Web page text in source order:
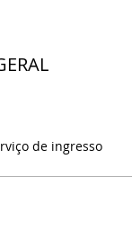
de ingresso